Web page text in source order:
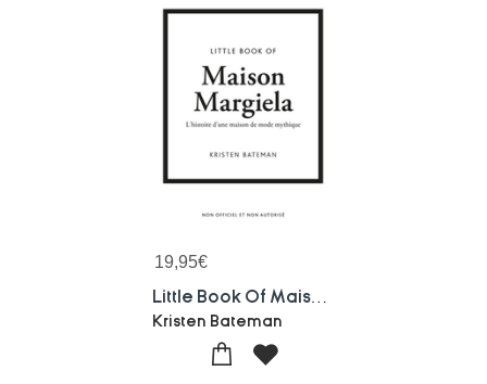
19,95€
Kristen Bateman